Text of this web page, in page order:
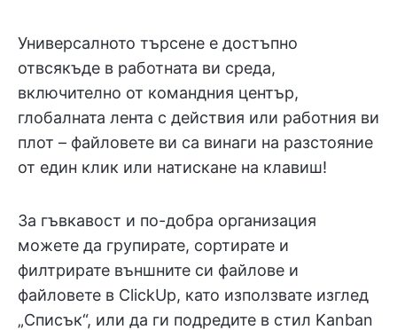
Универсалното търсене е достъпно
отвсякъде в работната ви среда,
включително от командния център,
глобалната лента с действия или работния ви
плот – файловете ви са винаги на разстояние
от един клик или натискане на клавиш!
За гъвкавост и по-добра организация
можете да групирате, сортирате и
филтрирате външните си файлове и
файловете в ClickUp, като използвате изглед
„Списък“, или да ги подредите в стил Kanban